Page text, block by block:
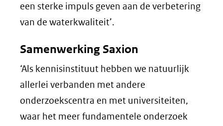
een sterke impuls geven aan de verbetering
van de waterkwaliteit’.
Samenwerking Saxion
‘Als kennisinstituut hebben we natuurlijk
allerlei verbanden met andere
onderzoekscentra en met universiteiten,
waar het meer fundamentele onderzoek